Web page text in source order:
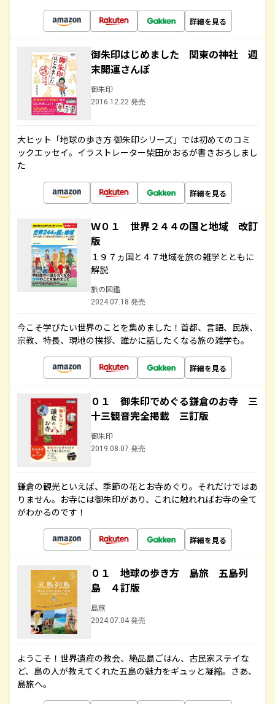
詳細を見る
御朱印はじめました 関東の神社 週
末開運さんぽ
御朱印
2016.12.22 発売
大ヒット「地球の歩き方 御朱印シリーズ」では初めてのコミ
ックエッセイ。イラストレーター柴田かおるが書きおろしまし
た
詳細を見る
Ｗ０１ 世界２４４の国と地域 改訂
版
１９７ヵ国と４７地域を旅の雑学とともに
解説
旅の図鑑
2024.07.18 発売
今こそ学びたい世界のことを集めました！首都、言語、民族、
宗教、特長、現地の挨拶、誰かに話したくなる旅の雑学も。
詳細を見る
０１ 御朱印でめぐる鎌倉のお寺 三
十三観音完全掲載 三訂版
御朱印
2019.08.07 発売
鎌倉の観光といえば、季節の花とお寺めぐり。それだけではあ
りません。お寺には御朱印があり、これに触れればお寺の全て
がわかるのです！
詳細を見る
０１ 地球の歩き方 島旅 五島列
島 ４訂版
島旅
2024.07.04 発売
ようこそ！世界遺産の教会、絶品島ごはん、古民家ステイな
ど、島の人が教えてくれた五島の魅力をギュッと凝縮。さあ、
島旅へ。